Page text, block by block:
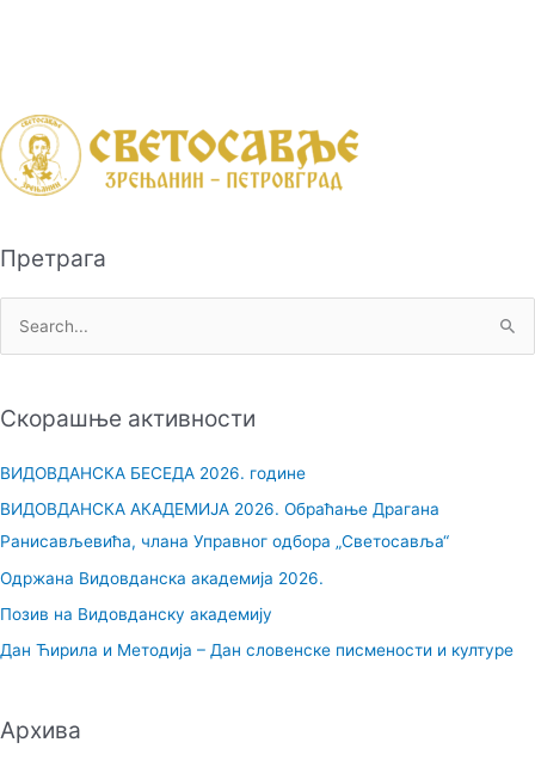
Претрага
т
з
а
:
Скорашње активности
ВИДОВДАНСКА БЕСЕДА 2026. године
ВИДОВДАНСКА АКАДЕМИЈА 2026. Обраћање Драгана
Ранисављевића, члана Управног одбора „Светосавља“
Одржана Видовданска академија 2026.
Позив на Видовданску академију
Дан Ћирила и Методија – Дан словенске писмености и културе
Архива